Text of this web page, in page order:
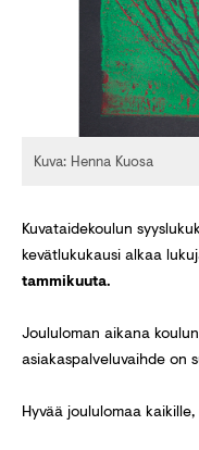
Kuva: Henna Kuosa
Kuvataidekoulun
kevätlukukausi alkaa
tammikuuta.
Joululoman aikana
asiakaspalveluvaihde on
Hyvää joululomaa